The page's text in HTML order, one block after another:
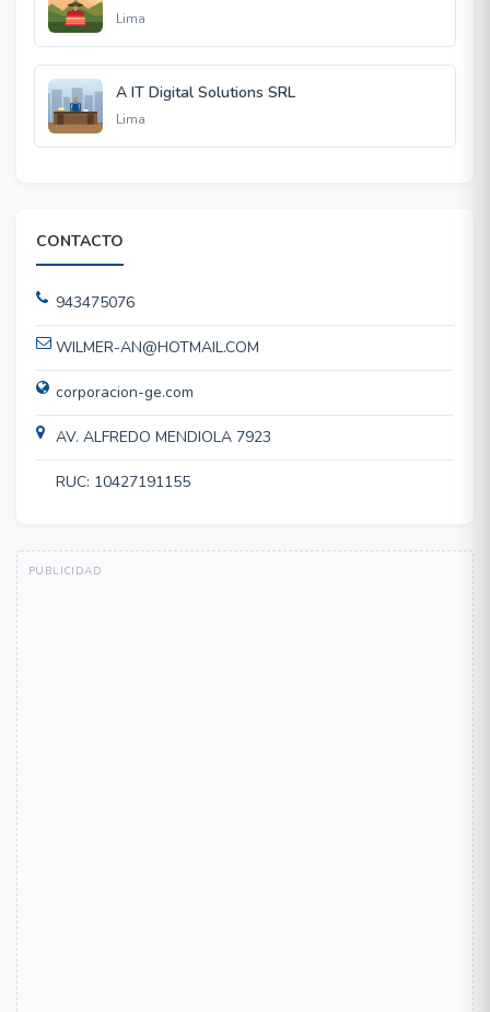
Lima
A IT Digital Solutions SRL
Lima
CONTACTO
943475076
WILMER-AN@HOTMAIL.COM
corporacion-ge.com
AV. ALFREDO MENDIOLA 7923
RUC: 10427191155